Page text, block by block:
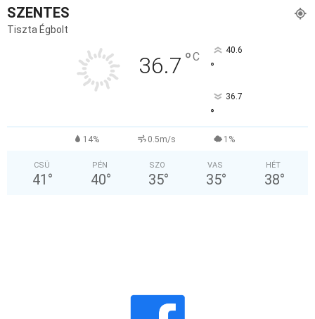
SZENTES
Tiszta Égbolt
36.7 °C 40.6
°
36.7
°
14% 0.5m/s 1%
CSÜ
41 °
PÉN
40°
SZO
35°
VAS
35°
HÉT
38°